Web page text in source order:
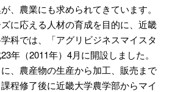
、農業にも求められてきています。
に応える人材の育成を目的に、近畿
科では、「アグリビジネスマイスタ
年（2011年）4月に開設しました。
、農産物の生産から加工、販売まで
程修了後に近畿大学農学部からマイ